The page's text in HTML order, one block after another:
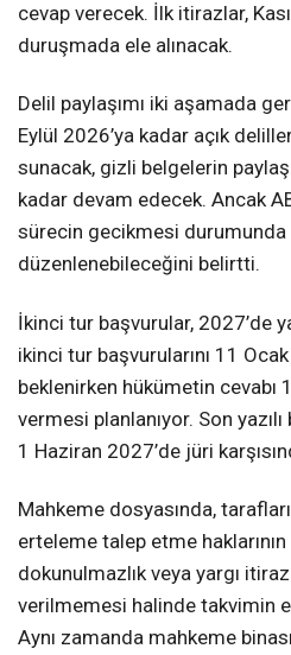
cevap verecek. İlk itirazlar,
duruşmada ele alınacak.
Delil paylaşımı iki aşamada
Eylül 2026’ya kadar açık
sunacak, gizli belgelerin
kadar devam edecek. Ancak
sürecin gecikmesi
düzenlenebileceğini belirtti.
İkinci tur başvurular, 2027’de
ikinci tur başvurularını 11
beklenirken hükümetin cevabı
vermesi planlanıyor. Son
1 Haziran 2027’de jüri
Mahkeme dosyasında,
erteleme talep etme
dokunulmazlık veya yargı
verilmemesi halinde takvimin
Aynı zamanda mahkeme